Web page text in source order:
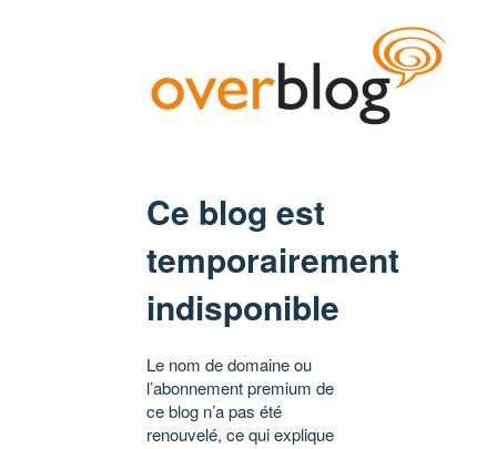
Ce blog est
temporairement
indisponible
Le nom de domaine ou
l’abonnement premium de
ce blog n’a pas été
renouvelé, ce qui explique